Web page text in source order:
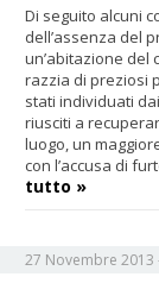
Di seguito alcuni
dell’assenza del
un’abitazione del
razzia di preziosi
stati individuati
riusciti a
luogo, un
con l’accusa di
tutto »
27 Novembre 2013